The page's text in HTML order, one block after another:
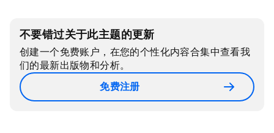
不要错过关于此主题的更新
创建一个免费账户，在您的个性化内容合集中查看我
们的最新出版物和分析。
免费注册